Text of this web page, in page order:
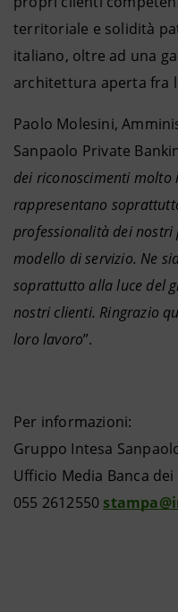
territoriale e solidità
italiano, oltre ad una
architettura aperta fra
Paolo Molesini,
Sanpaolo Private
dei riconoscimenti
rappresentano
professionalità dei nostri
modello di servizio. Ne
soprattutto alla luce del
nostri clienti. Ringrazio
loro lavoro”.
Per informazioni:
Gruppo Intesa
Ufficio Media Banca
055 2612550